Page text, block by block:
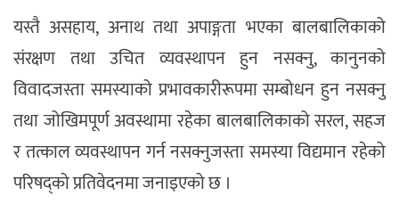
यस्तै असहाय, अनाथ तथा अपाङ्गता भएका बालबालिकाको
संरक्षण तथा उचित व्यवस्थापन हुन नसक्नु, कानुनको
विवादजस्ता समस्याको प्रभावकारीरूपमा सम्बोधन हुन नसक्नु
तथा जोखिमपूर्ण अवस्थामा रहेका बालबालिकाको सरल, सहज
र तत्काल व्यवस्थापन गर्न नसक्नुजस्ता समस्या विद्यमान रहेको
परिषद्को प्रतिवेदनमा जनाइएको छ ।